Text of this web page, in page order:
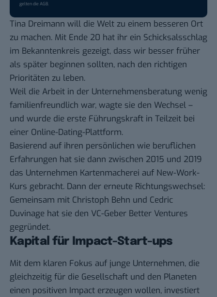
gelten dieAGB.
Tina Dreimann will die Welt zu einem besseren Ort
zu machen. Mit Ende 20 hat ihr ein Schicksalsschlag
im Bekanntenkreis gezeigt, dass wir besser früher
als später beginnen sollten, nach den richtigen
Prioritäten zu leben.
Weil die Arbeit in der Unternehmensberatung wenig
familienfreundlich war, wagte sie den Wechsel –
und wurde die erste Führungskraft in Teilzeit bei
einer Online-Dating-Plattform.
Basierend auf ihren persönlichen wie beruflichen
Erfahrungen hat sie dann zwischen 2015 und 2019
das Unternehmen Kartenmacherei auf New-Work-
Kurs gebracht. Dann der erneute Richtungswechsel:
Gemeinsam mit Christoph Behn und Cedric
Duvinage hat sie den VC-Geber Better Ventures
gegründet.
Kapital für Impact-Start-ups
Mit dem klaren Fokus auf junge Unternehmen, die
gleichzeitig für die Gesellschaft und den Planeten
einen positiven Impact erzeugen wollen, investiert